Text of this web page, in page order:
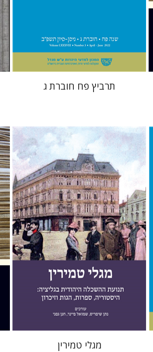
$29
$26
תרביץ פח חוברת ג
חנן גפני שמואל פיינר
נתן
שיפריס
הנחת אתר ספר מודפס
$46
$41
מגלי טמירין